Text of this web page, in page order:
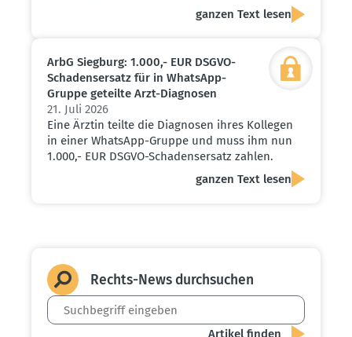
ganzen Text lesen
ArbG Siegburg: 1.000,- EUR DSGVO-
Schadens­ersatz für in WhatsApp-
Gruppe geteilte Arzt-Diagnosen
21. Juli 2026
Eine Ärztin teilte die Diagnosen ihres Kollegen
in einer WhatsApp-Gruppe und muss ihm nun
1.000,- EUR DSGVO-Schadensersatz zahlen.
ganzen Text lesen
Rechts-News durch­suchen